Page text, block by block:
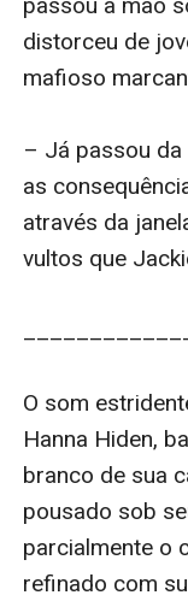
distorceu de
mafioso
– Já passou da
as
através da
vultos que
O som
Hanna Hiden,
branco de sua
pousado sob
parcialmente o
refinado com